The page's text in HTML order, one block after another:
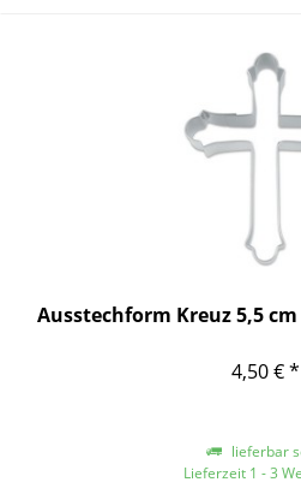
Ausstechform Kreuz 5,5
4,50 € *
lieferbar
Lieferzeit 1 - 3